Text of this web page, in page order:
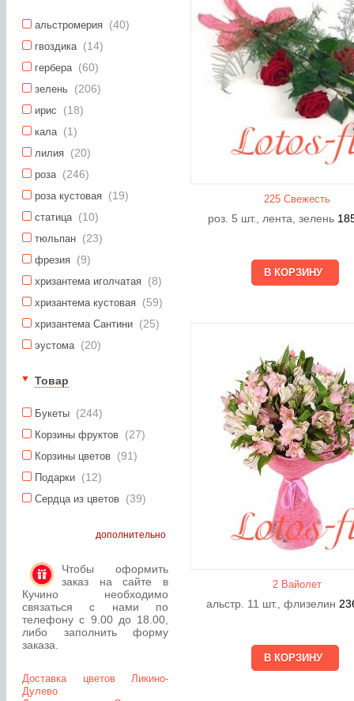
альстромерия (40)
гвоздика (14)
гербера (60)
зелень (206)
ирис (18)
кала (1)
лилия (20)
роза (246)
роза кустовая (19)
статица (10)
тюльпан (23)
фрезия (9)
хризантема иголчатая (8)
хризантема кустовая (59)
хризантема Сантини (25)
эустома (20)
Товар
Букеты (244)
Корзины фруктов (27)
Корзины цветов (91)
Подарки (12)
Сердца из цветов (39)
дополнительно
Чтобы оформить
заказ на сайте в
Кучино необходимо
связаться с нами по
телефону с 9.00 до 18.00,
либо заполнить форму
заказа.
Доставка цветов Ликино-
Дулево
225 Свежесть
роз. 5 шт., лента, зелень
2 Вайолет
альстр. 11 шт., флизелин